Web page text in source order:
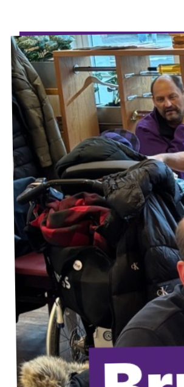
Startseite Volt Düsseldorf
Mach mit!
Volt DUS Hochschulgruppe
Deine Spende für Volt!
komm vorbei!
Presse
Transparenz
Jobs bei Volt